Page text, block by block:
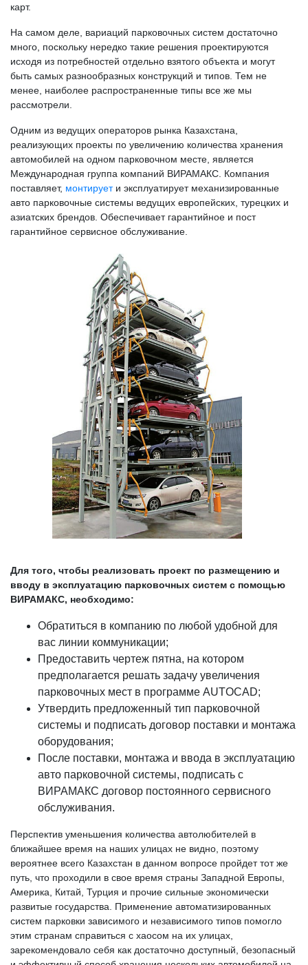
карт.
На самом деле, вариаций парковочных систем достаточно
много, поскольку нередко такие решения проектируются
исходя из потребностей отдельно взятого объекта и могут
быть самых разнообразных конструкций и типов. Тем не
менее, наиболее распространенные типы все же мы
рассмотрели.
Одним из ведущих операторов рынка Казахстана,
реализующих проекты по увеличению количества хранения
автомобилей на одном парковочном месте, является
Международная группа компаний ВИРАМАКС. Компания
поставляет, монтируети эксплуатирует механизированные
авто парковочные системы ведущих европейских, турецких и
азиатских брендов. Обеспечивает гарантийное и пост
гарантийное сервисное обслуживание.
Для того, чтобы реализовать проект по размещению и
вводу в эксплуатацию парковочных систем с помощью
ВИРАМАКС, необходимо:
Обратиться в компанию по любой удобной для
вас линии коммуникации;
Предоставить чертеж пятна, на котором
предполагается решать задачу увеличения
парковочных мест в программе AUTOCAD;
Утвердить предложенный тип парковочной
системы и подписать договор поставки и монтажа
оборудования;
После поставки, монтажа и ввода в эксплуатацию
авто парковочной системы, подписать с
ВИРАМАКС договор постоянного сервисного
обслуживания.
Перспектив уменьшения количества автолюбителей в
ближайшее время на наших улицах не видно, поэтому
вероятнее всего Казахстан в данном вопросе пройдет тот же
путь, что проходили в свое время страны Западной Европы,
Америка, Китай, Турция и прочие сильные экономически
развитые государства. Применение автоматизированных
систем парковки зависимого и независимого типов помогло
этим странам справиться с хаосом на их улицах,
зарекомендовало себя как достаточно доступный, безопасный